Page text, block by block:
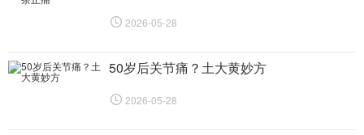
2026-05-28
50岁后关节痛？土大黄妙方
2026-05-28